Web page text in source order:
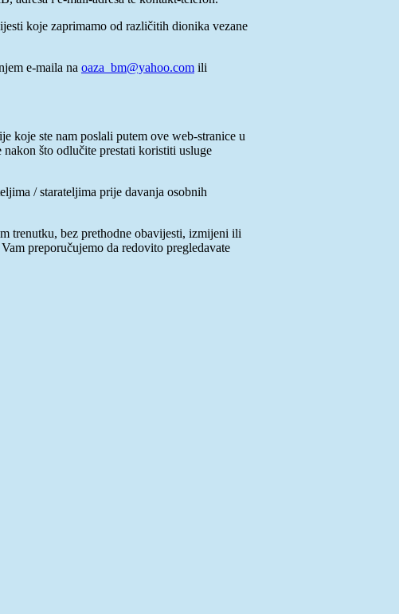
koje zaprimamo od različitih dionika vezane
e-maila na oaza_bm@yahoo.com ili
koje ste nam poslali putem ove web-stranice u
što odlučite prestati koristiti usluge
/ starateljima prije davanja osobnih
trenutku, bez prethodne obavijesti, izmijeni ili
preporučujemo da redovito pregledavate